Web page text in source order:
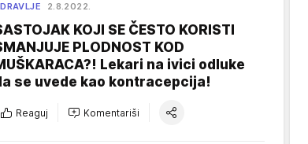
2.8.2022.
KOJI SE ČESTO KORISTI
PLODNOST KOD
Lekari na ivici odluke
se uvede kao kontracepcija!
Reaguj Komentariši